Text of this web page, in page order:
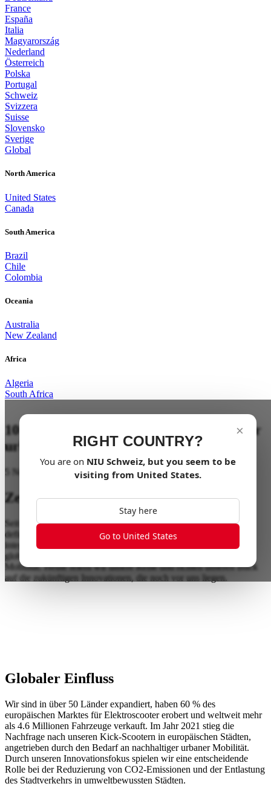
France
España
Italia
Magyarország
Nederland
Österreich
Polska
Portugal
Schweiz
Svizzera
Suisse
Slovensko
Sverige
Global
North America
United States
Canada
South America
Brazil
Chile
Colombia
Oceania
Australia
New Zealand
Africa
Algeria
South Africa
×
RIGHT COUNTRY?
You are on NIU Schweiz, but you seem to be
visiting from United States.
Stay here
Go to United States
10 elektrisierende Jahre bahnbrechender
urbaner Mobilität
5 November, 4:45PM @EICMA
Zehn Jahre Fortschritt mitNIU
Seit 2014 haben wir Elektroscooter und smarte Mobilität neu
definiert und dabei Leistung, Design und Nachhaltigkeit nahtlos
integriert. Im Laufe des letzten Jahrzehnts sind wir zu einem
globalen Marktführer aufgestiegen und gestalten die Zukunft der
Mobilität. Heute feiern wir unsere Reise und richten unseren Blick
auf die zukünftigen Innovationen, die noch vor uns liegen.
Globaler Einfluss
Wir sind in über 50 Länder expandiert, haben 60 % des
europäischen Marktes für Elektroscooter erobert und weltweit mehr
als 4.6 Millionen Fahrzeuge verkauft. Im Jahr 2021 stieg die
Nachfrage nach unseren Kick-Scootern in europäischen Städten,
angetrieben durch den Bedarf an nachhaltiger urbaner Mobilität.
Durch unseren Innovationsfokus spielen wir eine entscheidende
Rolle bei der Reduzierung von CO2-Emissionen und der Entlastung
des Stadtverkehrs in umweltbewussten Städten.